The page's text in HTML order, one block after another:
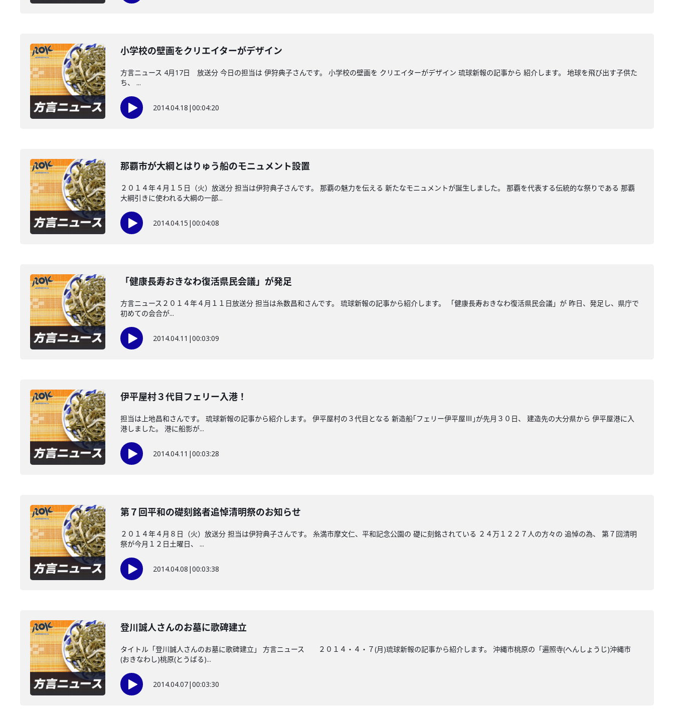
小学校の壁画をクリエイターがデザイン
方言ニュース 4月17日 放送分 今日の担当は 伊狩典子さんです。 小学校の壁画を クリエイターがデザイン 琉球新報の記事から 紹介します。 地球を飛び出す子供た
ち、 ...
2014.04.18 |00:04:20
那覇市が大綱とはりゅう船のモニュメント設置
２０１４年４月１５日（火）放送分 担当は伊狩典子さんです。 那覇の魅力を伝える 新たなモニュメントが誕生しました。 那覇を代表する伝統的な祭りである 那覇
大綱引きに使われる大綱の一部...
2014.04.15 |00:04:08
「健康長寿おきなわ復活県民会議」が発足
方言ニュース２０１４年４月１１日放送分 担当は糸数昌和さんです。 琉球新報の記事から紹介します。 「健康長寿おきなわ復活県民会議」が 昨日、発足し、県庁で
初めての会合が...
2014.04.11 |00:03:09
伊平屋村３代目フェリー入港！
担当は上地昌和さんです。 琉球新報の記事から紹介します。 伊平屋村の３代目となる 新造船｢フェリー伊平屋Ⅲ｣が先月３０日、 建造先の大分県から 伊平屋港に入
港しました。 港に船影が...
2014.04.11 |00:03:28
第７回平和の礎刻銘者追悼清明祭のお知らせ
２０１４年４月８日（火）放送分 担当は伊狩典子さんです。 糸満市摩文仁、平和記念公園の 礎に刻銘されている ２４万１２２７人の方々の 追悼の為、 第７回清明
祭が今月１２日土曜日、 ...
2014.04.08 |00:03:38
登川誠人さんのお墓に歌碑建立
タイトル「登川誠人さんのお墓に歌碑建立」 方言ニュース ２０１４・４・７(月)琉球新報の記事から紹介します。 沖縄市桃原の「遍照寺(へんしょうじ)沖縄市
(おきなわし)桃原(とうばる)...
2014.04.07|00:03:30